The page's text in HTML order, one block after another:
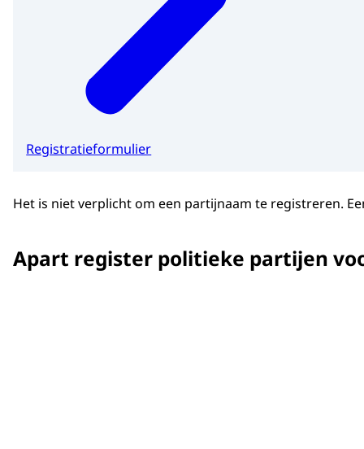
Registratieformulier
Het is niet verplicht om een partijnaam te registreren.
Apart register politieke partijen